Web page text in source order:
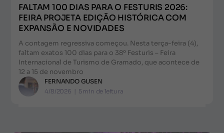
FALTAM 100 DIAS PARA O FESTURIS 2026:
FEIRA PROJETA EDIÇÃO HISTÓRICA COM
EXPANSÃO E NOVIDADES
A contagem regressiva começou. Nesta terça-feira (4),
faltam exatos 100 dias para o 38º Festuris – Feira
Internacional de Turismo de Gramado, que acontece de
12 a 15 de novembro
FERNANDO GUSEN
4/8/2026 | 5min de leitura